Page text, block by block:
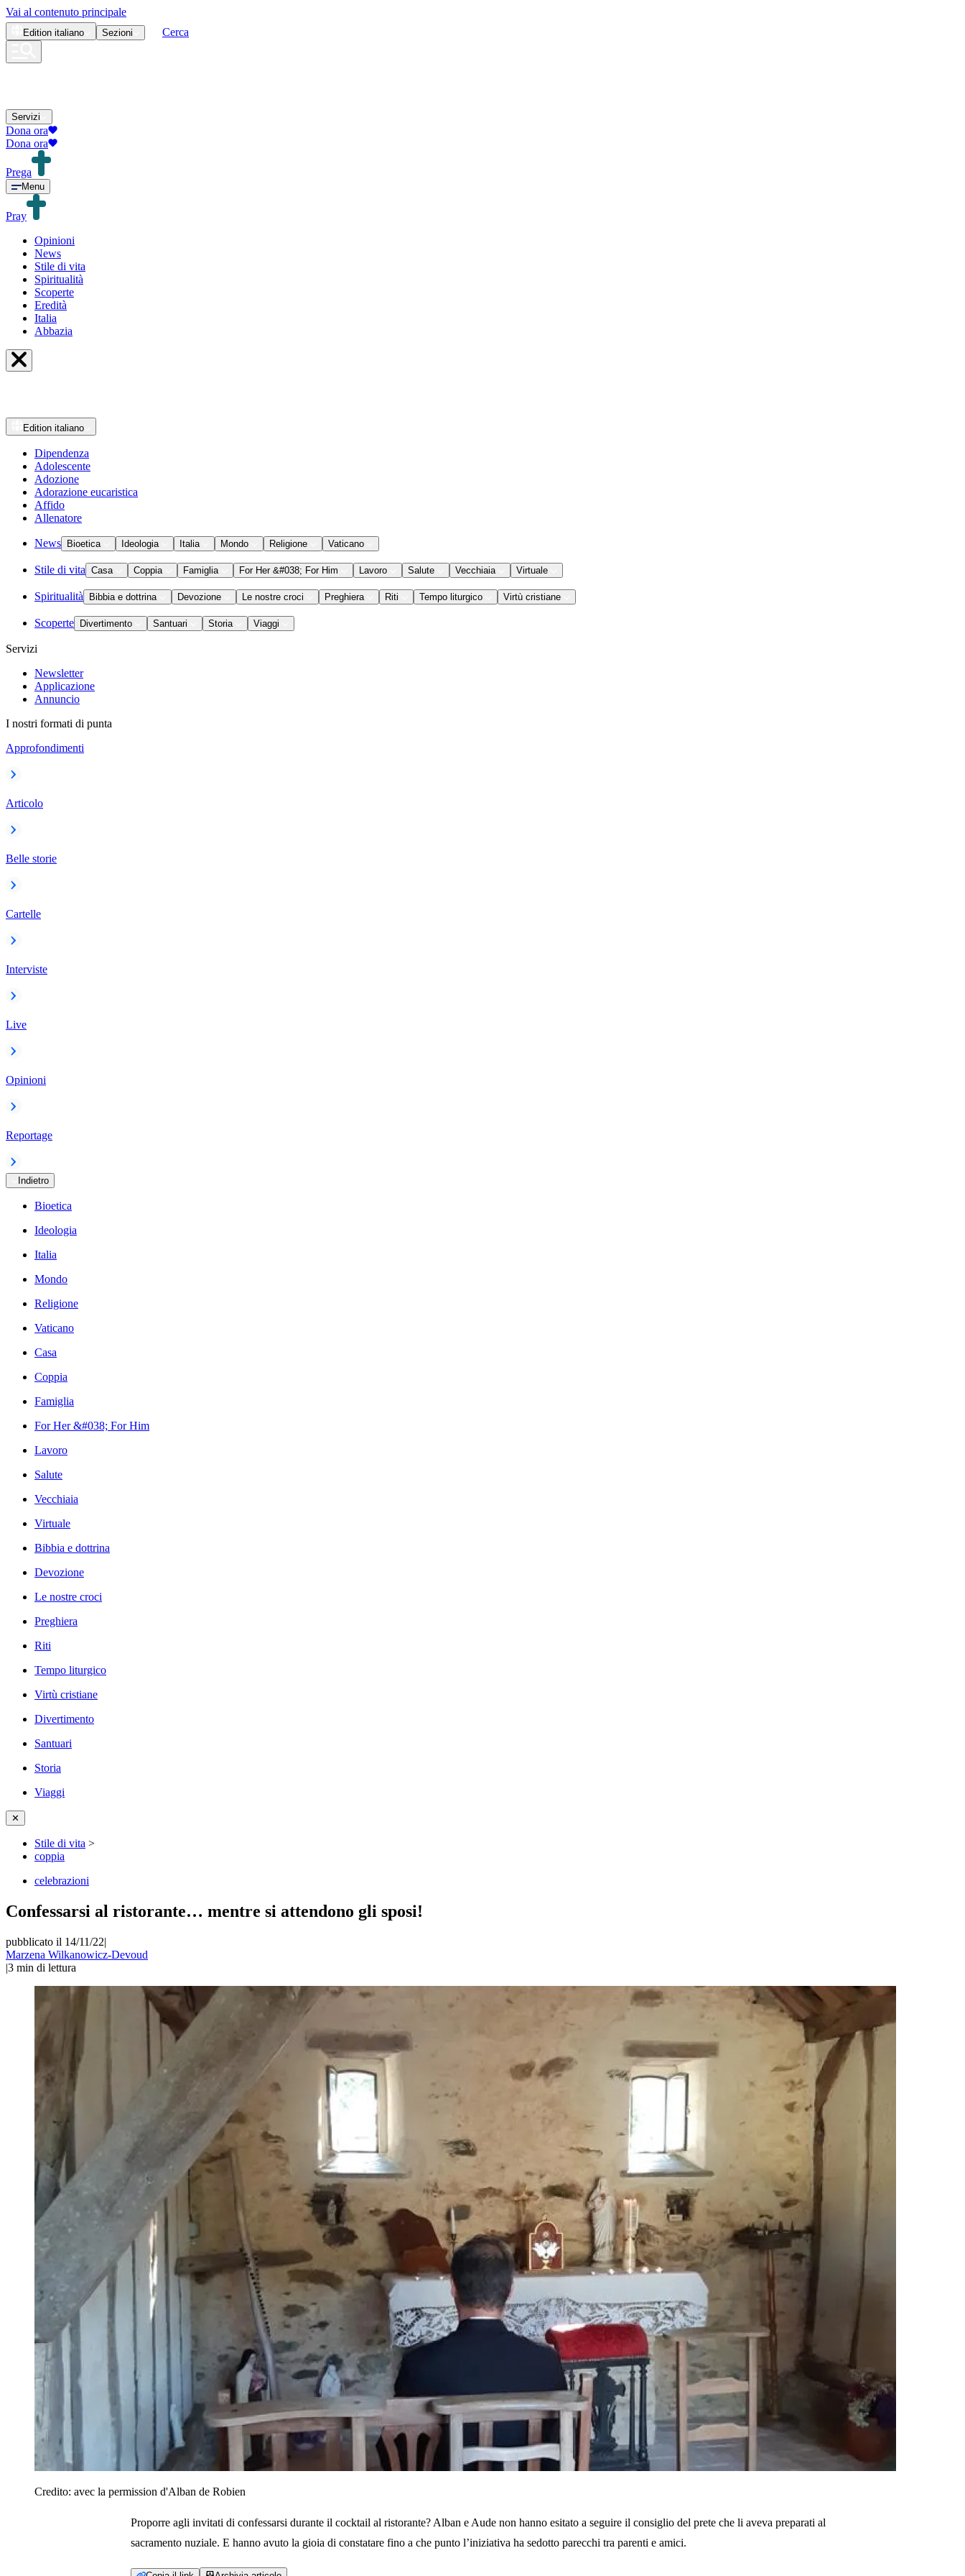
Vai al contenuto principale
Edition italiano Sezioni Cerca
Servizi
Dona ora
Dona ora
Prega
Menu
Pray
Opinioni
News
Stile di vita
Spiritualità
Scoperte
Eredità
Italia
Abbazia
Edition italiano
Dipendenza
Adolescente
Adozione
Adorazione eucaristica
Affido
Allenatore
News Bioetica Ideologia Italia Mondo Religione Vaticano
Stile di vita Casa Coppia Famiglia For Her &#038; For Him Lavoro Salute Vecchiaia Virtuale
Spiritualità Bibbia e dottrina Devozione Le nostre croci Preghiera Riti Tempo liturgico Virtù cristiane
Scoperte Divertimento Santuari Storia Viaggi
Servizi
Newsletter
Applicazione
Annuncio
I nostri formati di punta
Approfondimenti
Articolo
Belle storie
Cartelle
Interviste
Live
Opinioni
Reportage
Indietro
Bioetica
Ideologia
Italia
Mondo
Religione
Vaticano
Casa
Coppia
Famiglia
For Her &#038; For Him
Lavoro
Salute
Vecchiaia
Virtuale
Bibbia e dottrina
Devozione
Le nostre croci
Preghiera
Riti
Tempo liturgico
Virtù cristiane
Divertimento
Santuari
Storia
Viaggi
✕
Stile di vita >
coppia
celebrazioni
Confessarsi al ristorante… mentre si attendono gli sposi!
pubblicato il 14/11/22|
Marzena Wilkanowicz-Devoud
|3 min di lettura
Credito: avec la permission d'Alban de Robien
Proporre agli invitati di confessarsi durante il cocktail al ristorante? Alban e Aude non hanno esitato a seguire il consiglio del prete che li aveva preparati al
sacramento nuziale. E hanno avuto la gioia di constatare fino a che punto l’iniziativa ha sedotto parecchi tra parenti e amici.